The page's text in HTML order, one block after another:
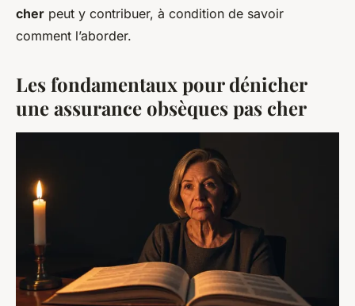
cher peut y contribuer, à condition de savoir
comment l’aborder.
Les fondamentaux pour dénicher
une assurance obsèques pas cher